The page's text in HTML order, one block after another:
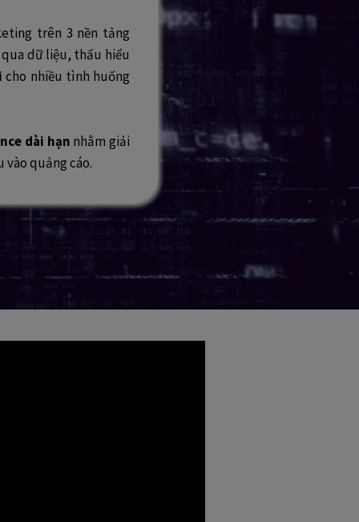
trên 3 nền tảng
dữ liệu, thấu hiểu
cho nhiều tình huống
dài hạn nhằm giải
quảng cáo.